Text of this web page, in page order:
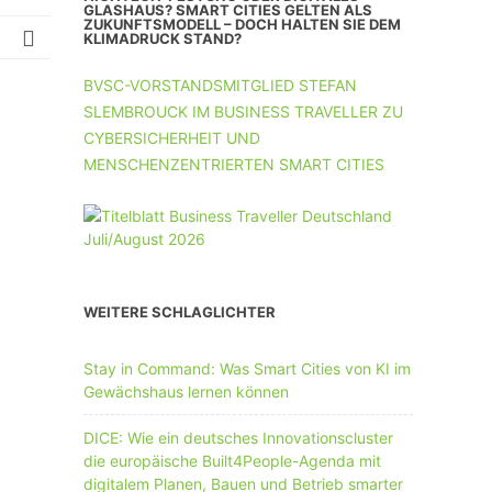
UNTERNEHMEN MIT 11-50 MA
GLASHAUS? SMART CITIES GELTEN ALS
ZUKUNFTSMODELL – DOCH HALTEN SIE DEM
KLIMADRUCK STAND?
BVSC-VORSTANDSMITGLIED STEFAN
SLEMBROUCK IM BUSINESS TRAVELLER ZU
CYBERSICHERHEIT UND
MENSCHENZENTRIERTEN SMART CITIES
WEITERE SCHLAGLICHTER
Stay in Command: Was Smart Cities von KI im
Gewächshaus lernen können
DICE: Wie ein deutsches Innovationscluster
die europäische Built4People-Agenda mit
digitalem Planen, Bauen und Betrieb smarter